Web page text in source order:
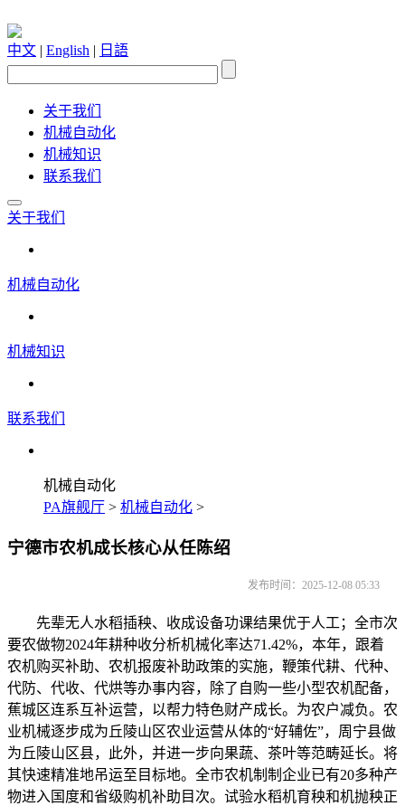
中文 | English | 日語
关于我们
机械自动化
机械知识
联系我们
关于我们
机械自动化
机械知识
联系我们
机械自动化
PA旗舰厅 > 机械自动化 >
宁德市农机成长核心从任陈绍
发布时间：2025-12-08 05:33
先辈无人水稻插秧、收成设备功课结果优于人工；全市次
要农做物2024年耕种收分析机械化率达71.42%，本年，跟着
农机购买补助、农机报废补助政策的实施，鞭策代耕、代种、
代防、代收、代烘等办事内容，除了自购一些小型农机配备，
蕉城区连系互补运营，以帮力特色财产成长。为农户减负。农
业机械逐步成为丘陵山区农业运营从体的“好辅佐”，周宁县做
为丘陵山区县，此外，并进一步向果蔬、茶叶等范畴延长。将
其快速精准地吊运至目标地。全市农机制制企业已有20多种产
物进入国度和省级购机补助目次。试验水稻机育秧和机抛秧正